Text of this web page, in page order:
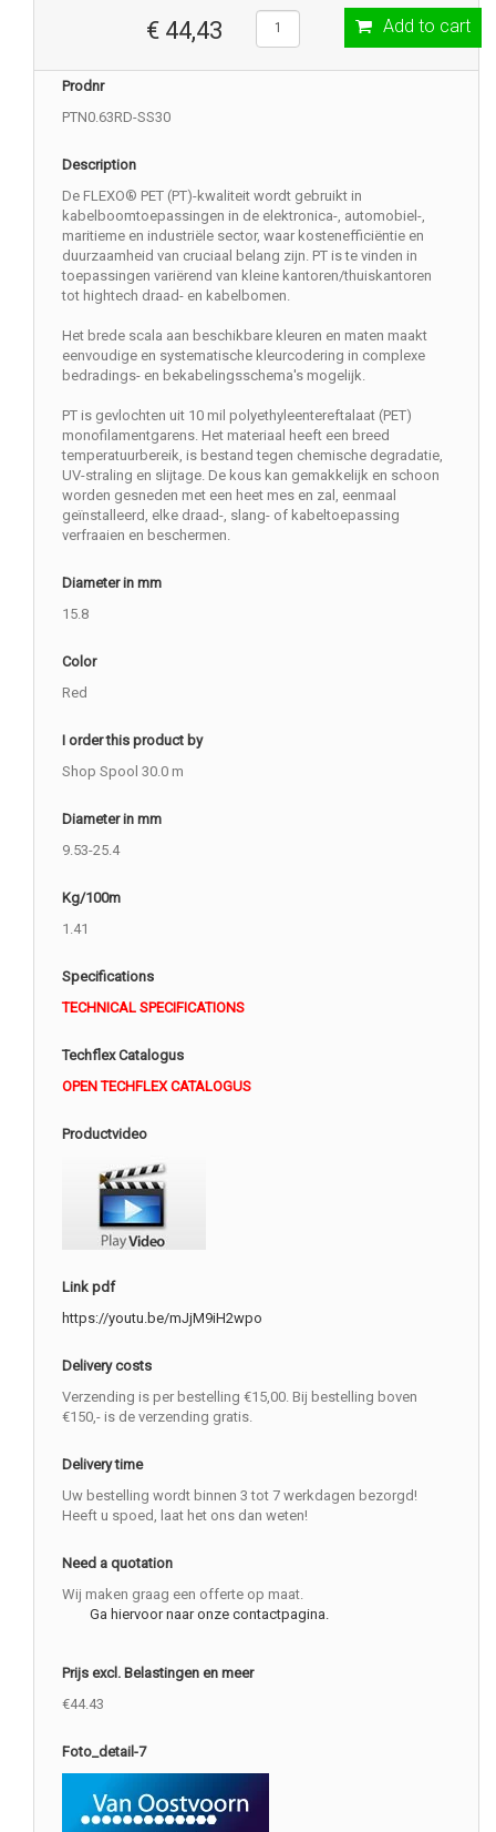
€ 44,43 Add to cart
Prodnr
PTN0.63RD-SS30
Description
De FLEXO® PET (PT)-kwaliteit wordt gebruikt in
kabelboomtoepassingen in de elektronica-, automobiel-,
maritieme en industriële sector, waar kostenefficiëntie en
duurzaamheid van cruciaal belang zijn. PT is te vinden in
toepassingen variërend van kleine kantoren/thuiskantoren
tot hightech draad- en kabelbomen.
Het brede scala aan beschikbare kleuren en maten maakt
eenvoudige en systematische kleurcodering in complexe
bedradings- en bekabelingsschema's mogelijk.
PT is gevlochten uit 10 mil polyethyleentereftalaat (PET)
monofilamentgarens. Het materiaal heeft een breed
temperatuurbereik, is bestand tegen chemische degradatie,
UV-straling en slijtage. De kous kan gemakkelijk en schoon
worden gesneden met een heet mes en zal, eenmaal
geïnstalleerd, elke draad-, slang- of kabeltoepassing
verfraaien en beschermen.
Diameter in mm
15.8
Color
Red
I order this product by
Shop Spool 30.0 m
Diameter in mm
9.53-25.4
Kg/100m
1.41
Specifications
TECHNICAL SPECIFICATIONS
Techflex Catalogus
OPEN TECHFLEX CATALOGUS
Productvideo
Link pdf
https://youtu.be/mJjM9iH2wpo
Delivery costs
Verzending is per bestelling €15,00. Bij bestelling boven
€150,- is de verzending gratis.
Delivery time
Uw bestelling wordt binnen 3 tot 7 werkdagen bezorgd!
Heeft u spoed, laat het ons dan weten!
Need a quotation
Wij maken graag een offerte op maat.
Ga hiervoor naar onze contactpagina.
Prijs excl. Belastingen en meer
€44.43
Foto_detail-7